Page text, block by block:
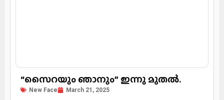
“സൈറയും ഞാനും” ഇന്നു മുതൽ.
New Face March 21, 2025